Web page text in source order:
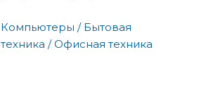
Компьютеры / Бытовая
техника / Офисная техника